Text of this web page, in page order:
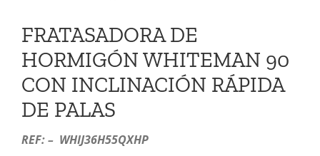
FRATASADORA DE
HORMIGÓN WHITEMAN 90
CON INCLINACIÓN RÁPIDA
DE PALAS
REF: – WHIJ36H55QXHP